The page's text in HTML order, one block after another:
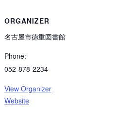
ORGANIZER
名古屋市徳重図書館
Phone:
052-878-2234
View Organizer
Website